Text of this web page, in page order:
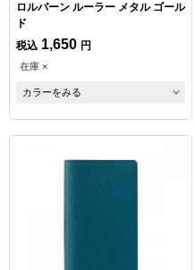
ロルバーン ルーラー メタル ゴール
ド
税込 1,650 円
在庫 ×
カラーをみる